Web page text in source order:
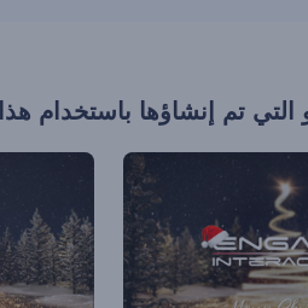
التي تم إنشاؤها باستخدام